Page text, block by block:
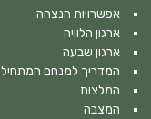
אפשרויות הנצחה
ארגון הלוויה
ארגון שבעה
המדריך למנחם המתחיל
המלצות
המצבה